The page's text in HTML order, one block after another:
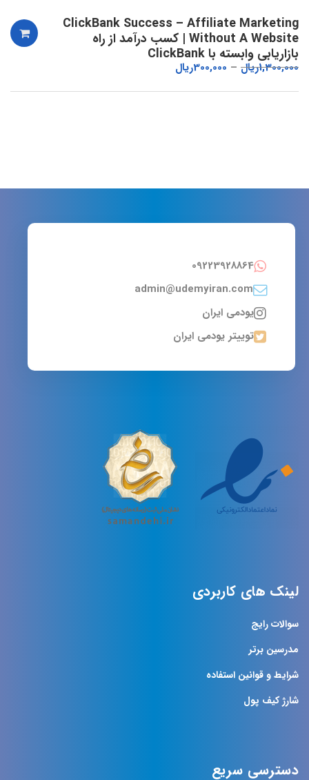
ClickBank Success – Affiliate Marketing
Without A Website | کسب درآمد از راه
بازاریابی وابسته با ClickBank
1,300,000ریال 300,000ریال
09223928864
admin@udemyiran.com
یودمی ایران
توییتر یودمی ایران
لینک های کاربردی
سوالات رایج
مدرسین برتر
شرایط و قوانین استفاده
شارژ کیف پول
دسترسی سریع